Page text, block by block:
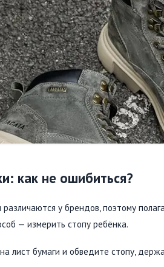
как не ошибиться?
у брендов, поэтому
— измерить стопу ребёнка.
лист бумаги и обведите стопу,